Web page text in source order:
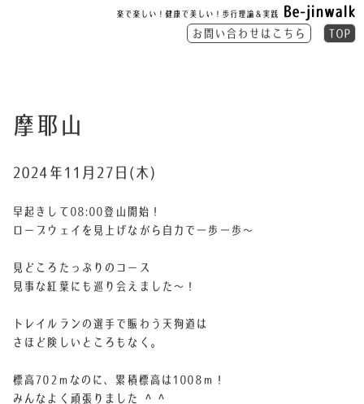
楽で楽しい！健康で美しい！歩行理論＆実践 Be-jinwalk
お問い合わせはこちら TOP
摩耶山
2024年11月27日(木)
早起きして08:00登山開始！
ロープウェイを見上げながら自力で一歩一歩〜
見どころたっぷりのコース
見事な紅葉にも巡り会えました〜！
トレイルランの選手で賑わう天狗道は
さほど険しいところもなく。
標高702ｍなのに、累積標高は1008ｍ！
みんなよく頑張りました ^ ^